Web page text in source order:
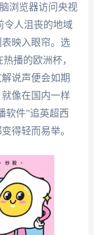
浏览器访问央视
令人沮丧的地域
映入眼帘。选
播的欧洲杯，
说声便会如期
像在国内一样
软件”追英超西
得轻而易举。